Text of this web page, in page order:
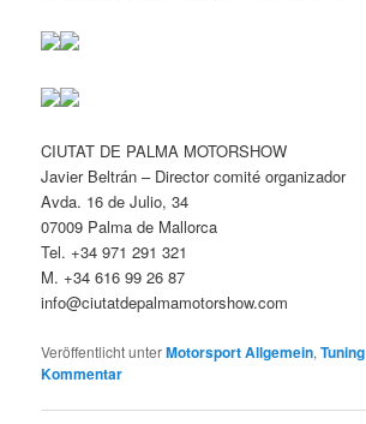
CIUTAT DE PALMA MOTORSHOW
Javier Beltrán – Director comité organizador
Avda. 16 de Julio, 34
07009 Palma de Mallorca
Tel. +34 971 291 321
M. +34 616 99 26 87
info@ciutatdepalmamotorshow.com
Veröffentlicht unterMotorsport Allgemein,Tuning
Kommentar